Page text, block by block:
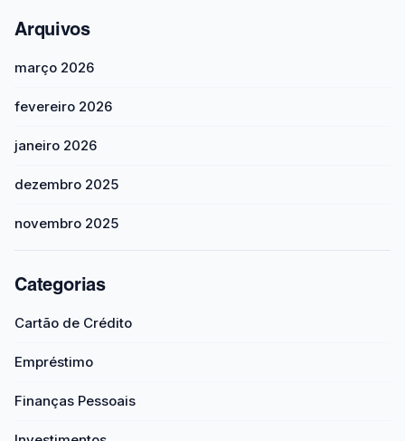
Arquivos
março 2026
fevereiro 2026
janeiro 2026
dezembro 2025
novembro 2025
Categorias
Cartão de Crédito
Empréstimo
Finanças Pessoais